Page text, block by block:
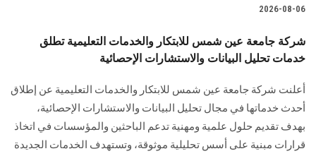
2026-08-06
شركة جامعة عين شمس للابتكار والخدمات التعليمية تطلق
خدمات تحليل البيانات والاستشارات الإحصائية
أعلنت شركة جامعة عين شمس للابتكار والخدمات التعليمية عن إطلاق
أحدث خدماتها في مجال تحليل البيانات والاستشارات الإحصائية،
بهدف تقديم حلول علمية ومهنية تدعم الباحثين والمؤسسات في اتخاذ
قرارات مبنية على أسس تحليلية موثوقة، وتستهدف الخدمات الجديدة